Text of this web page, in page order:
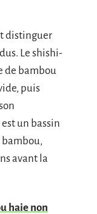
distinguer
Le shishi-
de bambou
puis
un bassin
bambou,
avant la
haie non